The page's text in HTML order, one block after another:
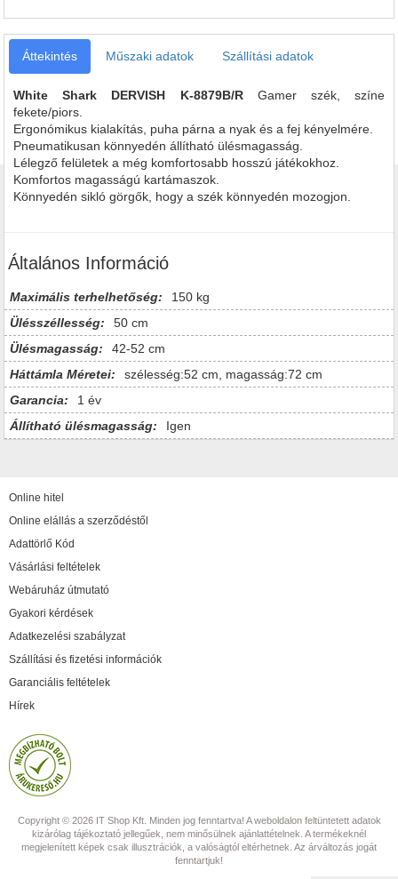
Áttekintés Műszaki adatok Szállítási adatok
White Shark DERVISH K-8879B/R Gamer szék, színe
fekete/piors.
Ergonómikus kialakítás, puha párna a nyak és a fej kényelmére.
Pneumatikusan könnyedén állítható ülésmagasság.
Lélegző felületek a még komfortosabb hosszú játékokhoz.
Komfortos magasságú kartámaszok.
Könnyedén sikló görgők, hogy a szék könnyedén mozogjon.
Általános Információ
Maximális terhelhetőség:
150 kg
Ülésszéllesség:
50 cm
Ülésmagasság:
42-52 cm
Háttámla Méretei:
szélesség:52 cm, magasság:72 cm
Garancia:
1 év
Állítható ülésmagasság:
Igen
Online hitel
Online elállás a szerződéstől
Adattörlő Kód
Vásárlási feltételek
Webáruház útmutató
Gyakori kérdések
Adatkezelési szabályzat
Szállítási és fizetési információk
Garanciális feltételek
Hírek
Copyright © 2026 IT Shop Kft. Minden jog fenntartva! A weboldalon feltüntetett adatok
kizárólag tájékoztató jellegűek, nem minősülnek ajánlattételnek. A termékeknél
megjelenített képek csak illusztrációk, a valóságtól eltérhetnek. Az árváltozás jogát
fenntartjuk!